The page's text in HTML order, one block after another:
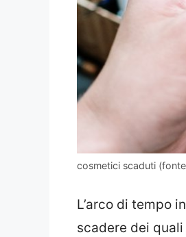
cosmetici scaduti
L’arco di tempo
scadere dei